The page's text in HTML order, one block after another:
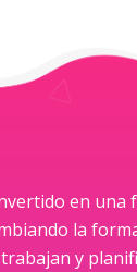
en una
la
y